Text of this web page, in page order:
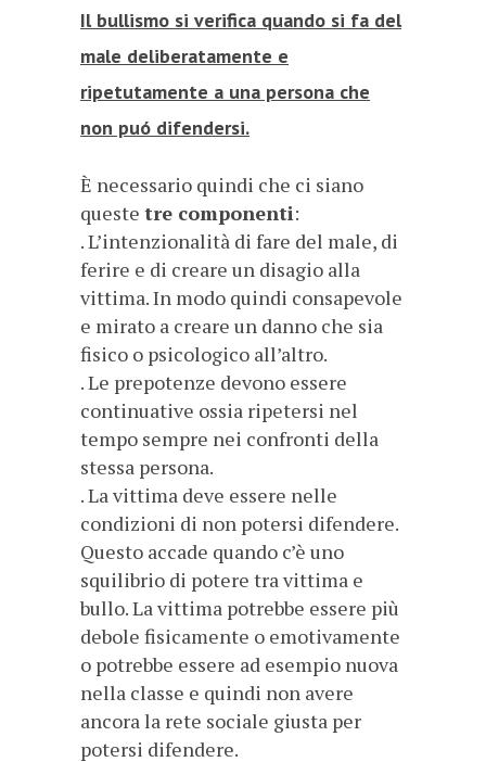
Il bullismo si verifica quando si fa del
male deliberatamente e
ripetutamente a una persona che
non puó difendersi.
È necessario quindi che ci siano
queste tre componenti:
. L’intenzionalità di fare del male, di
ferire e di creare un disagio alla
vittima. In modo quindi consapevole
e mirato a creare un danno che sia
fisico o psicologico all’altro.
. Le prepotenze devono essere
continuative ossia ripetersi nel
tempo sempre nei confronti della
stessa persona.
. La vittima deve essere nelle
condizioni di non potersi difendere.
Questo accade quando c’è uno
squilibrio di potere tra vittima e
bullo. La vittima potrebbe essere più
debole fisicamente o emotivamente
o potrebbe essere ad esempio nuova
nella classe e quindi non avere
ancora la rete sociale giusta per
potersi difendere.